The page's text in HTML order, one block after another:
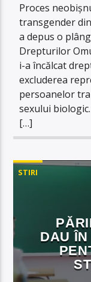
Proces
transgender
a depus o
Drepturilor
i-a încălcat
excluderea
persoanelor
sexului
[…]
STIRI
DAU